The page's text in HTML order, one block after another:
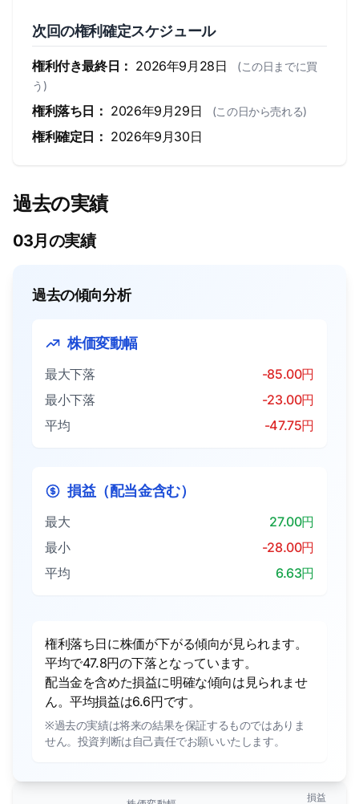
次回の権利確定スケジュール
権利付き最終日： 2026年9月28日
(この日までに買
う)
権利落ち日： 2026年9月29日 (この日から売れる)
権利確定日： 2026年9月30日
過去の実績
03月の実績
過去の傾向分析
株価変動幅
最大下落
-85.00円
最小下落
-23.00円
平均
-47.75円
損益（配当金含む）
最大
27.00円
最小
-28.00円
平均
6.63円
権利落ち日に株価が下がる傾向が見られます。
平均で47.8円の下落となっています。
配当金を含めた損益に明確な傾向は見られませ
ん。平均損益は6.6円です。
※過去の実績は将来の結果を保証するものではありま
せん。投資判断は自己責任でお願いいたします。
損益